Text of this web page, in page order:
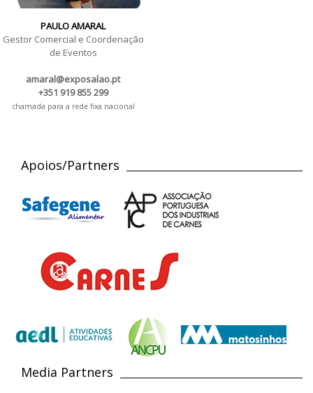
PAULO AMARAL
Gestor Comercial e Coordenação
de Eventos
amaral@exposalao.pt
+351 919 855 299
chamada para a rede fixa nacional
Apoios/Partners
Media Partners